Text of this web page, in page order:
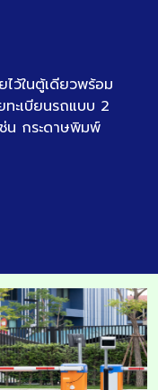
ว้ในตู้เดียวพร้อม
ะเบียนรถแบบ 2
น กระดาษพิมพ์